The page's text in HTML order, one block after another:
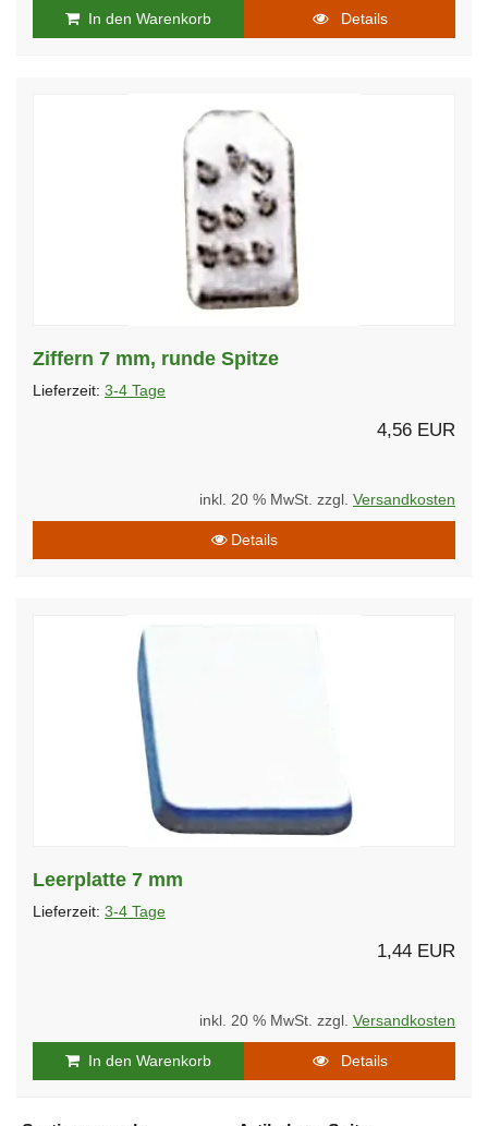
In den Warenkorb Details
Ziffern 7 mm, runde Spitze
Lieferzeit: 3-4 Tage
4,56 EUR
inkl. 20 % MwSt. zzgl. Versandkosten
Details
Leerplatte 7 mm
Lieferzeit: 3-4 Tage
1,44 EUR
inkl. 20 % MwSt. zzgl. Versandkosten
In den Warenkorb Details